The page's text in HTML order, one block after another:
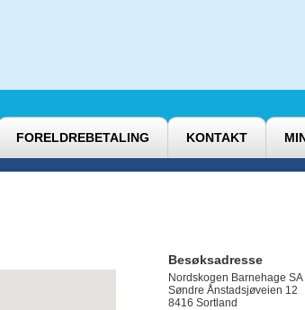
FORELDREBETALING KONTAKT
Besøksadresse
Nordskogen Barnehage SA
Søndre Ånstadsjøveien 12
8416 Sortland